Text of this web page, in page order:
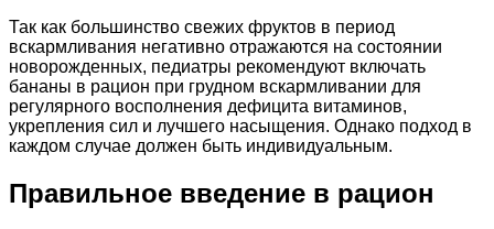
Так как большинство свежих фруктов в период
вскармливания негативно отражаются на состоянии
новорожденных, педиатры рекомендуют включать
бананы в рацион при грудном вскармливании для
регулярного восполнения дефицита витаминов,
укрепления сил и лучшего насыщения. Однако подход в
каждом случае должен быть индивидуальным.
Правильное введение в рацион